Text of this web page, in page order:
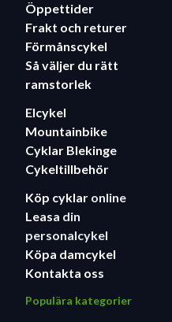
Öppettider
Frakt och returer
Förmånscykel
Så väljer du rätt
ramstorlek
Elcykel
Mountainbike
Cyklar Blekinge
Cykeltillbehör
Köp cyklar online
Leasa din
personalcykel
Köpa damcykel
Kontakta oss
Populära kategorier